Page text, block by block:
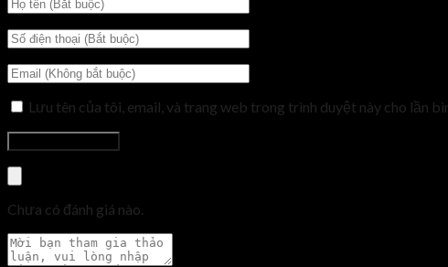
Lưu tên của tôi, email, và trang web trong trình duyệt này cho lần
Chưa có đánh giá nào.